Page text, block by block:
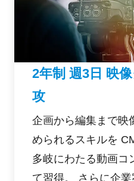
2年制 週3日 映
攻
企画から編集まで映
められるスキルを
多岐にわたる動画コ
て習得。 さらに企